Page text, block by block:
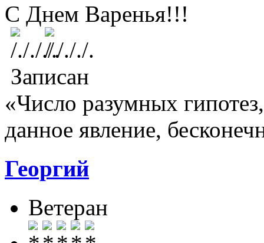
С Днем Варенья!!!
Записан
«Число разумных
данное явление,
Георгий
Ветеран